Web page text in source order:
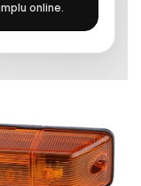
online.